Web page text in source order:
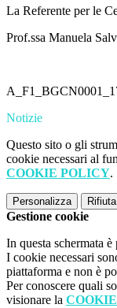
La Referente per le
Prof.ssa Manuela
Notizie
Questo sito o gli
cookie necessari al
COOKIE POLICY.
Personalizza
Gestione cookie
In questa schermata
I cookie necessari
piattaforma e non è
Per conoscere quali
visionare la